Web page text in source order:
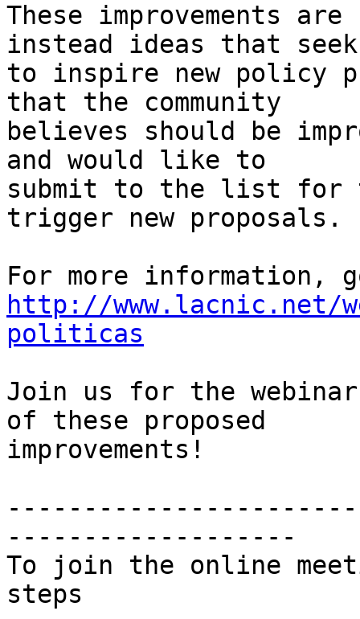
These improvements
instead ideas that
to inspire new policy
that the community
believes should be
and would like to
submit to the list for
trigger new proposals.
http://www.lacnic.net/
politicas
Join us for the webinar
of these proposed
improvements!
-------------------
To join the online
steps